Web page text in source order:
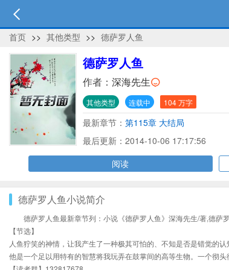
首页 >> 其他类型 >> 德萨罗人鱼
德萨罗人鱼
作者： 深海先生
其他类型 连载中 104 万字
最新章节： 第115章 大结局
最后更新：2014-10-06 17:17:56
阅读
德萨罗人鱼小说简介
德萨罗人鱼最新章节列：小说《德萨罗人鱼》深海先生/著,德萨
【节选】
人鱼狞笑的神情，让我产生了一种极其可怕的、不知是否是错觉
他是一个足以用特有的智慧将我玩弄在鼓掌间的高等生物。一个彻头